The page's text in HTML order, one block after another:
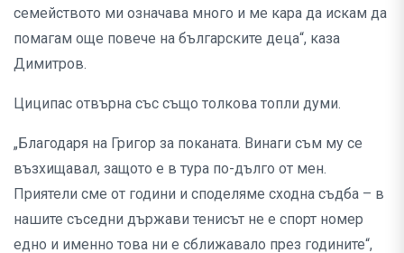
семейството ми означава много и ме кара да искам да
помагам още повече на българските деца“, каза
Димитров.
Циципас отвърна със също толкова топли думи.
„Благодаря на Григор за поканата. Винаги съм му се
възхищавал, защото е в тура по-дълго от мен.
Приятели сме от години и споделяме сходна съдба – в
нашите съседни държави тенисът не е спорт номер
едно и именно това ни е сближавало през годините“,